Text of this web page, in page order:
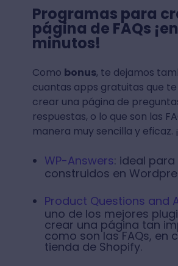
Programas para
página de FAQs
minutos!
Como bonus, te dejamos
cuantas apps gratuitas que
crear una página de
respuestas, o lo que son las
manera muy sencilla y eficaz.
WP-Answers: ideal
construidos en
Product Questions and
uno de los mejores
crear una página tan
como son las FAQs, en
tienda de Shopify.